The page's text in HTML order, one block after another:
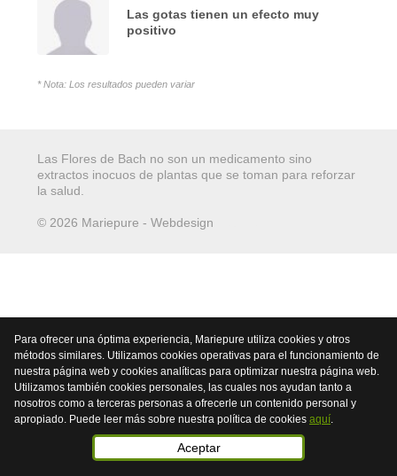
Las gotas tienen un efecto muy
positivo
* Nota: Los resultados pueden variar
Las Flores de Bach no son un medicamento sino
extractos inocuos de plantas que se toman para reforzar
la salud.
© 2026 Mariepure - Webdesign
Para ofrecer una óptima experiencia, Mariepure utiliza cookies y otros
métodos similares. Utilizamos cookies operativas para el funcionamiento de
nuestra página web y cookies analíticas para optimizar nuestra página web.
Utilizamos también cookies personales, las cuales nos ayudan tanto a
nosotros como a terceras personas a ofrecerle un contenido personal y
apropiado. Puede leer más sobre nuestra política de cookies aquí
Aceptar